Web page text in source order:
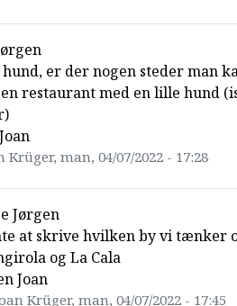
er der nogen steder man
restaurant med en lille hund
Krüger, man, 04/07/2022 - 17:28
Jørgen
at skrive hvilken by vi tænker
og La Cala
Joan
Krüger, man, 04/07/2022 - 17:45